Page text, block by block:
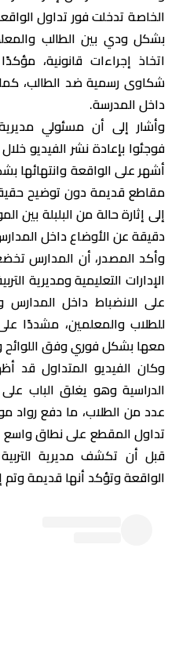
الخاصة تدخلت فور تداول
بشكل ودي بين الطالب
اتخاذ إجراءات قانونية،
شكاوى رسمية ضد الطالب، كما
داخل المدرسة.
وأشار إلى أن مسئولي مديرية
فوجئوا بإعادة نشر الفيديو
أشهر على الواقعة وانتهائها
مقاطع قديمة دون توضيح
إلى إثارة حالة من البلبلة بين
دقيقة عن الأوضاع داخل
وأكد المصدر، أن المدارس
الإدارات التعليمية ومديرية
على الانضباط داخل المدارس
للطلاب والمعلمين، مشددًا
معها بشكل فوري وفق اللوائح
وكان الفيديو المتداول قد
الدراسية وهو يغلق الباب
عدد من الطلاب، ما دفع رواد
تداول المقطع على نطاق
قبل أن تكشف مديرية التربية
الواقعة وتؤكد أنها قديمة وتم